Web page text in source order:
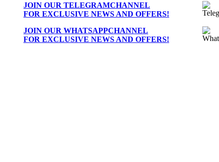
JOIN OUR TELEGRAMCHANNEL
FOR EXCLUSIVE NEWS AND OFFERS!
JOIN OUR WHATSAPPCHANNEL
FOR EXCLUSIVE NEWS AND OFFERS!